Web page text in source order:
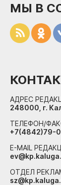
МЫ В
АДРЕС
248000, г.
ТЕЛЕФОН/
+7(4842)79-
E-MAIL
ОТДЕЛ